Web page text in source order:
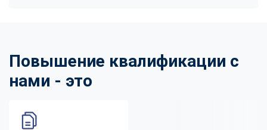
Повышение квалификации с
нами - это